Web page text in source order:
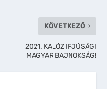
KÖVETKEZŐ
2021. KALÓZ IFJÚSÁGI
MAGYAR BAJNOKSÁG!